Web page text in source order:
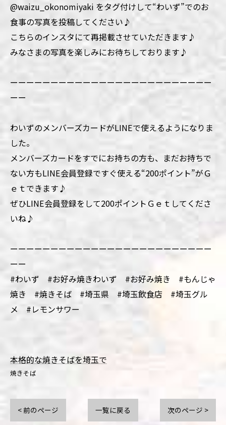
@waizu_okonomiyaki をタグ付けして“わいず”でのお
食事の写真を投稿してください♪
こちらのインスタにて再掲載させていただきます♪
みなさまの写真を楽しみにお待ちしております♪
ーーーーーーーーーーーーーーーーーーーーーーーーー
ーー
わいずのメンバーズカードがLINEで使えるようになりま
した。
メンバーズカードをすでにお持ちの方も、まだお持ちで
ない方もLINE会員登録ですぐ使える“200ポイント”がＧ
ｅｔできます♪
ぜひLINE会員登録をして200ポイントＧｅｔしてくださ
いね♪
ーーーーーーーーーーーーーーーーーーーーーーーーー
ーー
#わいず #お好み焼きわいず #お好み焼き #もんじゃ
焼き #焼きそば #埼玉県 #埼玉飲食店 #埼玉グル
メ #レモンサワー
本格的な焼きそばを埼玉で
焼きそば
< 前のページ 一覧に戻る 次のページ >